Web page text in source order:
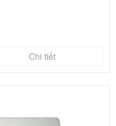
Chi tiết